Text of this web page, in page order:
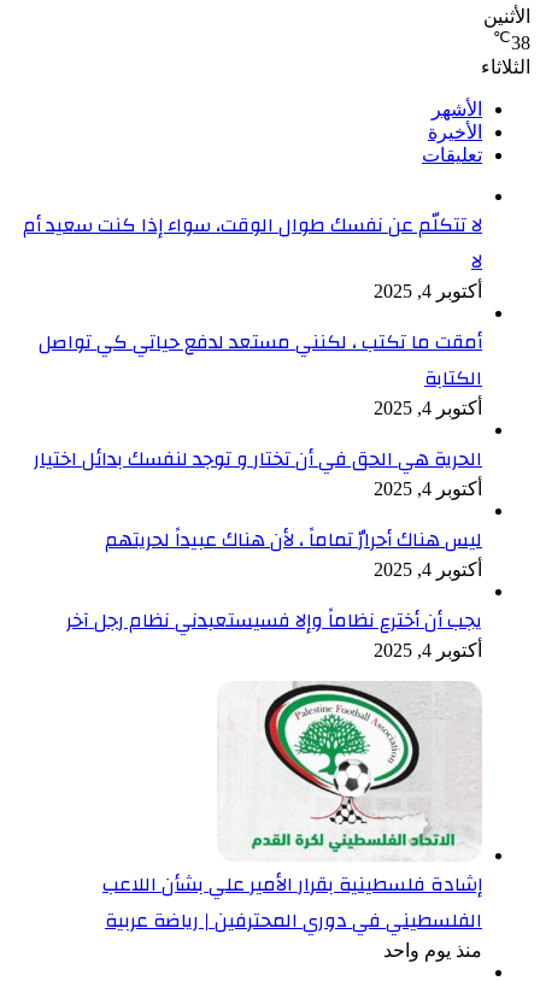
الأثنين
38
℃
الثلاثاء
الأشهر
الأخيرة
تعليقات
لا تتكلّم عن نفسك طوال الوقت، سواء إذا كنت سعيد أم
لا
أكتوبر 4, 2025
أمقت ما تكتب ، لكنني مستعد لدفع حياتي كي تواصل
الكتابة
أكتوبر 4, 2025
الحرية هي الحق في أن تختار و توجد لنفسك بدائل اختيار
أكتوبر 4, 2025
ليس هناك أحرارٌ تماماً ، لأن هناك عبيداً لحريتهم
أكتوبر 4, 2025
يجب أن أخترع نظاماً وإلا فسيستعبدني نظام رجل آخر
أكتوبر 4, 2025
إشادة فلسطينية بقرار الأمير علي بشأن اللاعب
الفلسطيني في دوري المحترفين | رياضة عربية
منذ يوم واحد